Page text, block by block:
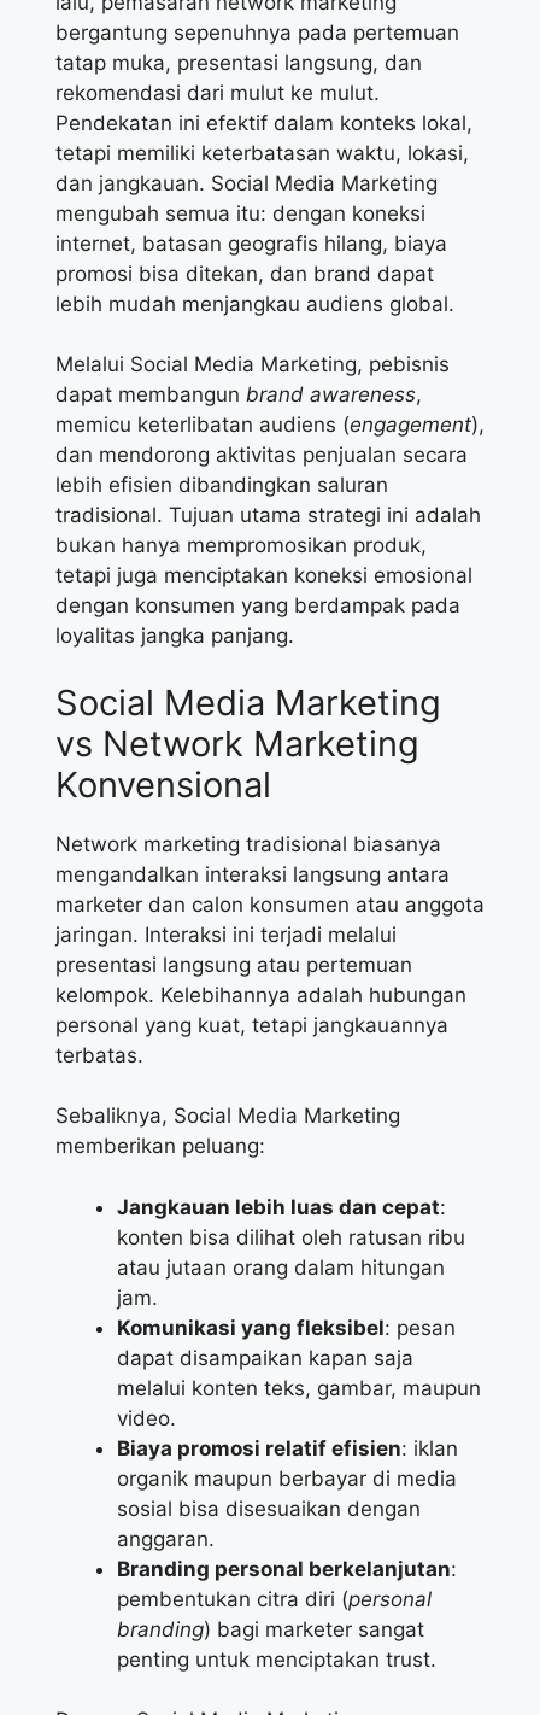
bergantung sepenuhnya pada pertemuan
tatap muka, presentasi langsung, dan
rekomendasi dari mulut ke mulut.
Pendekatan ini efektif dalam konteks lokal,
tetapi memiliki keterbatasan waktu, lokasi,
dan jangkauan. Social Media Marketing
mengubah semua itu: dengan koneksi
internet, batasan geografis hilang, biaya
promosi bisa ditekan, dan brand dapat
lebih mudah menjangkau audiens global.
Melalui Social Media Marketing, pebisnis
dapat membangun brand awareness,
memicu keterlibatan audiens (engagement),
dan mendorong aktivitas penjualan secara
lebih efisien dibandingkan saluran
tradisional. Tujuan utama strategi ini adalah
bukan hanya mempromosikan produk,
tetapi juga menciptakan koneksi emosional
dengan konsumen yang berdampak pada
loyalitas jangka panjang.
Social Media Marketing
vs Network Marketing
Konvensional
Network marketing tradisional biasanya
mengandalkan interaksi langsung antara
marketer dan calon konsumen atau anggota
jaringan. Interaksi ini terjadi melalui
presentasi langsung atau pertemuan
kelompok. Kelebihannya adalah hubungan
personal yang kuat, tetapi jangkauannya
terbatas.
Sebaliknya, Social Media Marketing
memberikan peluang:
Jangkauan lebih luas dan cepat:
konten bisa dilihat oleh ratusan ribu
atau jutaan orang dalam hitungan
jam.
Komunikasi yang fleksibel: pesan
dapat disampaikan kapan saja
melalui konten teks, gambar, maupun
video.
Biaya promosi relatif efisien: iklan
organik maupun berbayar di media
sosial bisa disesuaikan dengan
anggaran.
Branding personal berkelanjutan:
pembentukan citra diri (personal
branding) bagi marketer sangat
penting untuk menciptakan trust.